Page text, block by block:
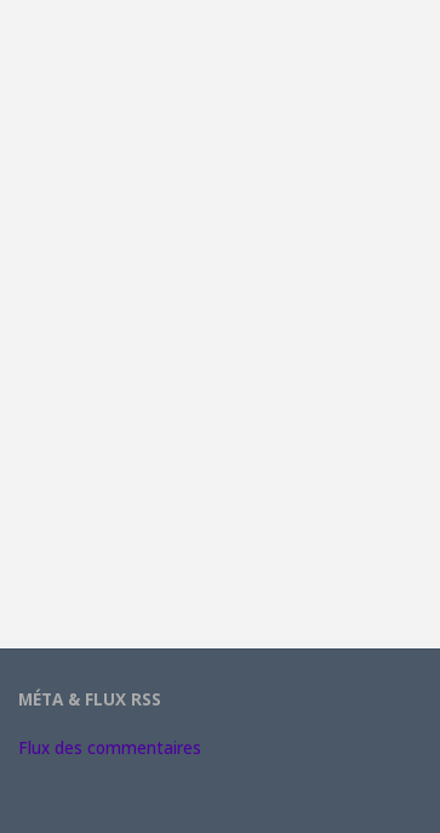
MÉTA & FLUX RSS
Flux des commentaires